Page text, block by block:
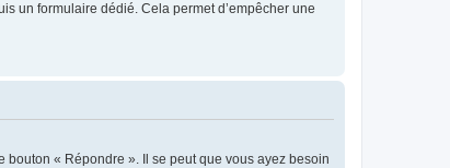
un formulaire dédié. Cela permet d’empêcher une
« Répondre ». Il se peut que vous ayez besoin